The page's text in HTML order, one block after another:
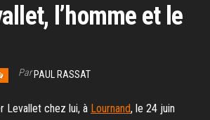
l’homme et le
ParPAUL RASSAT
Levallet chez lui, à Lournand, le 24 juin